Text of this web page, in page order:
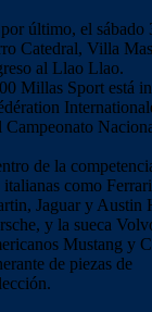
último, el
Catedral, Villa
al Llao Llao.
Millas Sport está
Campeonato
de la
italianas como
Jaguar y Austin
y la sueca
Mustang y
de piezas de